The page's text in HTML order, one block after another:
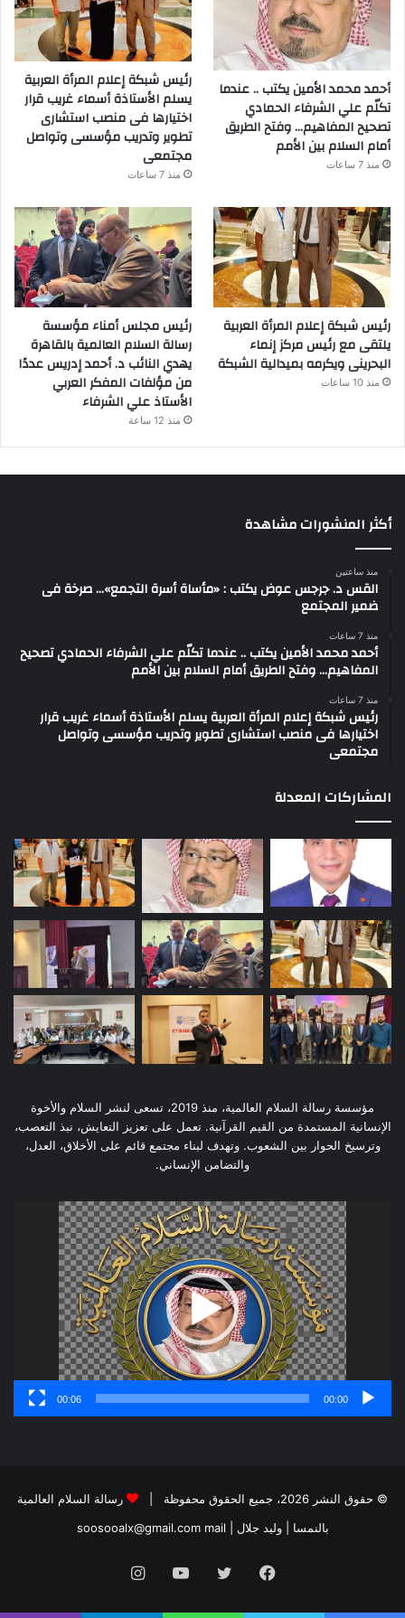
أحمد محمد الأمين يكتب .. عندما
تكلّم علي الشرفاء الحمادي
تصحيح المفاهيم… وفتح الطريق
أمام السلام بين الأمم
منذ 7 ساعات
رئيس شبكة إعلام المرأة العربية
يسلم الأستاذة أسماء غريب قرار
اختيارها فى منصب استشارى
تطوير وتدريب مؤسسى وتواصل
مجتمعى
منذ 7 ساعات
رئيس شبكة إعلام المرأة العربية
يلتقى مع رئيس مركز إنماء
البحرينى ويكرمه بميدالية الشبكة
منذ 10 ساعات
رئيس مجلس أمناء مؤسسة
رسالة السلام العالمية بالقاهرة
يهدي النائب د. أحمد إدريس عددًا
من مؤلفات المفكر العربي
الأستاذ علي الشرفاء
منذ 12 ساعة
أكثر المنشورات مشاهدة
منذ ساعتين
القس د. جرجس عوض يكتب : «مأساة أسرة التجمع»… صرخة فى
ضمير المجتمع
منذ 7 ساعات
أحمد محمد الأمين يكتب .. عندما تكلّم علي الشرفاء الحمادي تصحيح
المفاهيم… وفتح الطريق أمام السلام بين الأمم
منذ 7 ساعات
رئيس شبكة إعلام المرأة العربية يسلم الأستاذة أسماء غريب قرار
اختيارها فى منصب استشارى تطوير وتدريب مؤسسى وتواصل
مجتمعى
المشاركات المعدلة
مؤسسة رسالة السلام العالمية، منذ 2019، تسعى لنشر السلام والأخوة
الإنسانية المستمدة من القيم القرآنية. تعمل على تعزيز التعايش، نبذ التعصب،
وترسيخ الحوار بين الشعوب. وتهدف لبناء مجتمع قائم على الأخلاق، العدل،
والتضامن الإنساني.
00:00
00:06
© حقوق النشر 2026، جميع الحقوق محفوظة |
رسالة السلام العالمية
بالنمسا | وليد جلال
mail
فيسبوك تويتر يوتيوبانستقرام